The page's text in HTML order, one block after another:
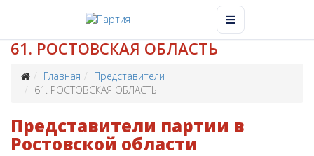
61. РОСТОВСКАЯ ОБЛАСТЬ
Главная
Представители
61. РОСТОВСКАЯ ОБЛАСТЬ
Представители партии в
Ростовской области